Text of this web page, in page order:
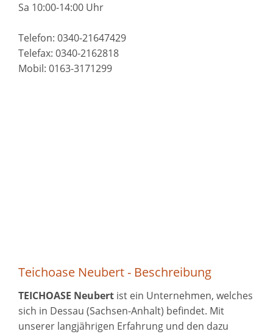
Sa 10:00-14:00 Uhr
Telefon: 0340-21647429
Telefax: 0340-2162818
Mobil: 0163-3171299
Teichoase Neubert - Beschreibung
TEICHOASE Neubert ist ein Unternehmen, welches
sich in Dessau (Sachsen-Anhalt) befindet. Mit
unserer langjährigen Erfahrung und den dazu